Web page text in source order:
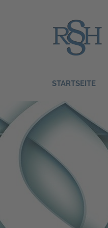
STARTSEITE